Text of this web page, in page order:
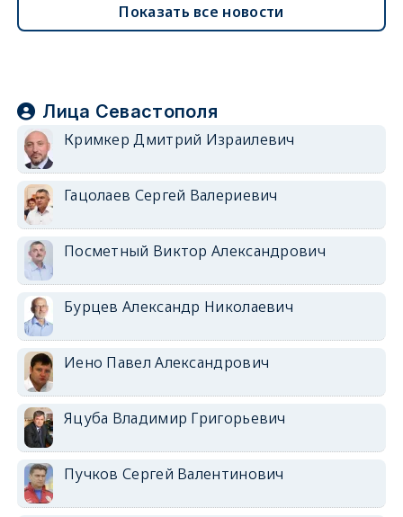
Показать все новости
Лица Севастополя
Кримкер Дмитрий Израилевич
Гацолаев Сергей Валериевич
Посметный Виктор Александрович
Бурцев Александр Николаевич
Иено Павел Александрович
Яцуба Владимир Григорьевич
Пучков Сергей Валентинович